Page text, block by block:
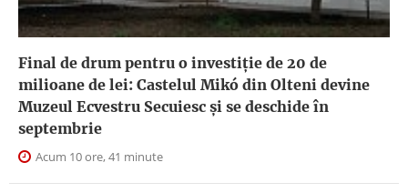
Final de drum pentru o investiție de 20 de
milioane de lei: Castelul Mikó din Olteni devine
Muzeul Ecvestru Secuiesc și se deschide în
septembrie
Acum 10 ore, 41 minute